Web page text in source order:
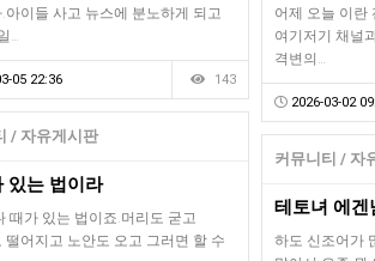
아이들 사고 뉴스에 분노하게 되고
…
05 22:36 143
어제 오늘 이란
여기저기 채널
격변의…
2026-03-02
/ 자유게시판
있는 법이라
때가 있는 법이죠.머리도 굳고
떨어지고 노안도 오고 그러면 할 수
커뮤니티 / 자
테토녀 에겐
하도 신조어가